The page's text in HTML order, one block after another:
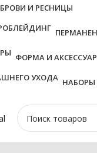
БРОВИ И РЕСНИЦЫ
ФОРМА И